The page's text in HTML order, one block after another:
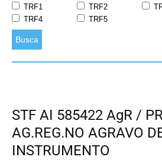
TRF1
TRF2
TRF4
TRF5
Busca
STF AI 585422 AgR /
AG.REG.NO AGRAVO
INSTRUMENTO